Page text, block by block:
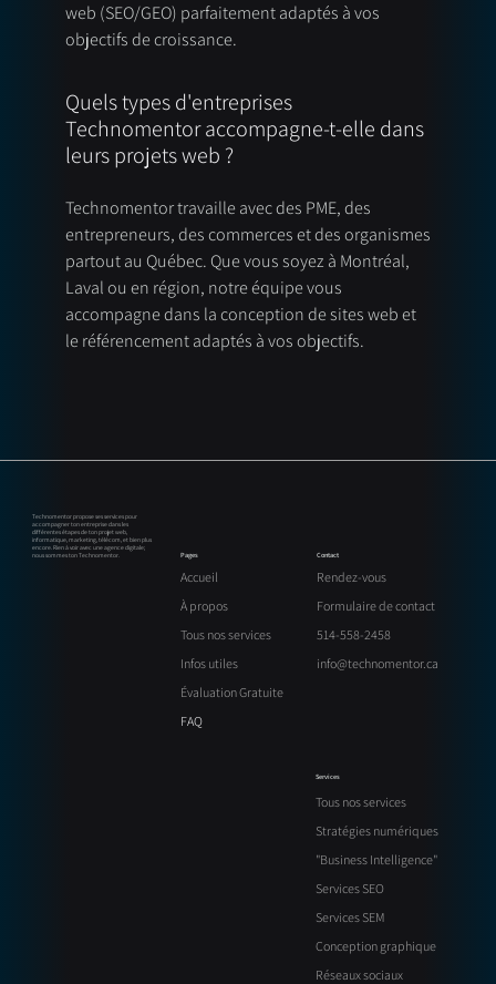
web (SEO/GEO) parfaitement adaptés à vos
objectifs de croissance.
Quels types d'entreprises
Technomentor accompagne-t-elle dans
leurs projets web ?
Technomentor travaille avec des PME, des
entrepreneurs, des commerces et des organismes
partout au Québec. Que vous soyez à Montréal,
Laval ou en région, notre équipe vous
accompagne dans la conception de sites web et
le référencement adaptés à vos objectifs.
Pages
Accueil
À propos
Tous nos services
Infos utiles
Évaluation Gratuite
FAQ
Contact
Rendez-vous
Formulaire de contact
514-558-2458
info@technomentor.ca
Services
Tous nos services
Stratégies numériques
"Business Intelligence"
Services SEO
Services SEM
Conception graphique
Réseaux sociaux
Technomentor propose ses services pour
accompagner ton entreprise dans les
différentes étapes de ton projet web,
informatique, marketing, télécom, et bien plus
encore. Rien à voir avec une agence digitale;
nous sommes ton Technomentor.